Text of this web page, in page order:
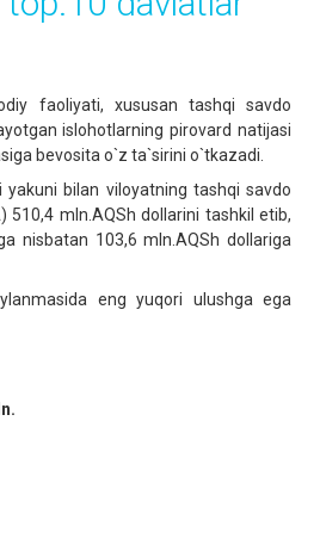
faoliyati, xususan tashqi savdo
islohotlarning pirovard natijasi
bevosita o`z ta`sirini o`tkazadi.
yakuni bilan viloyatning tashqi savdo
510,4 mln.AQSh dollarini tashkil etib,
nisbatan 103,6 mln.AQSh dollariga
eng yuqori ulushga ega